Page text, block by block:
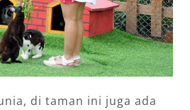
di taman ini juga ada